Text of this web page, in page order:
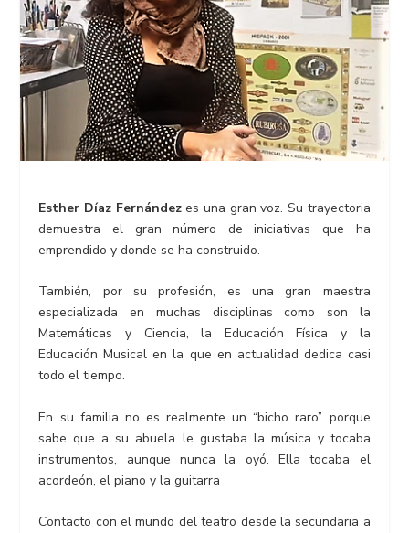
Esther Díaz Fernándezes una gran voz. Su trayectoria
demuestra el gran número de iniciativas que ha
emprendido y donde se ha construido.
También, por su profesión, es una gran maestra
especializada en muchas disciplinas como son la
Matemáticas y Ciencia, la Educación Física y la
Educación Musical en la que en actualidad dedica casi
todo el tiempo.
En su familia no es realmente un “bicho raro” porque
sabe que a su abuela le gustaba la música y tocaba
instrumentos, aunque nunca la oyó. Ella tocaba el
acordeón, el piano y la guitarra
Contacto con el mundo del teatro desde la secundaria a